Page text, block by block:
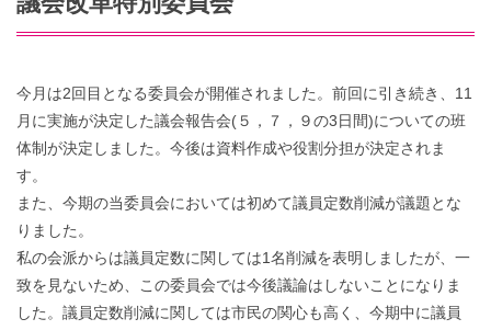
今月は2回目となる委員会が開催されました。前回に引き続き、11
月に実施が決定した議会報告会(５，７，９の3日間)についての班
体制が決定しました。今後は資料作成や役割分担が決定されま
す。
また、今期の当委員会においては初めて議員定数削減が議題とな
りました。
私の会派からは議員定数に関しては1名削減を表明しましたが、一
致を見ないため、この委員会では今後議論はしないことになりま
した。議員定数削減に関しては市民の関心も高く、今期中に議員